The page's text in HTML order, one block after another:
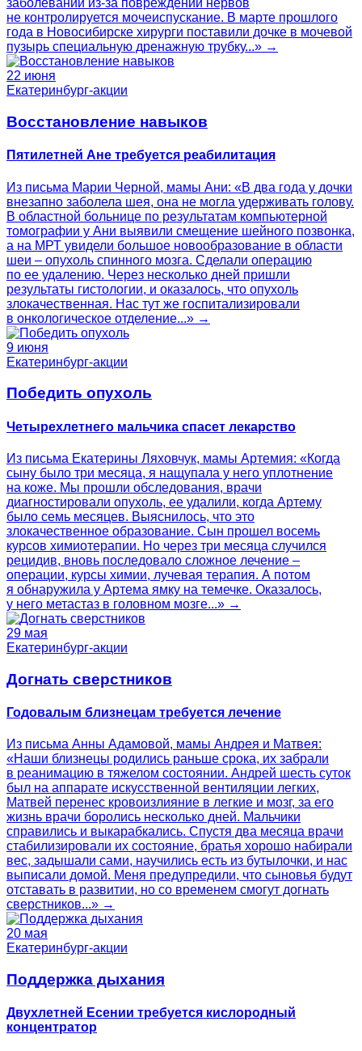
заболевании из-за повреждений нервов
не контролируется мочеиспускание. В марте прошлого
года в Новосибирске хирурги поставили дочке в мочевой
пузырь специальную дренажную трубку...» →
22 июня
Екатеринбург-акции
Восстановление навыков
Пятилетней Ане требуется реабилитация
Из письма Марии Черной, мамы Ани: «В два года у дочки
внезапно заболела шея, она не могла удерживать голову.
В областной больнице по результатам компьютерной
томографии у Ани выявили смещение шейного позвонка,
а на МРТ увидели большое новообразование в области
шеи – опухоль спинного мозга. Сделали операцию
по ее удалению. Через несколько дней пришли
результаты гистологии, и оказалось, что опухоль
злокачественная. Нас тут же госпитализировали
в онкологическое отделение...» →
9 июня
Екатеринбург-акции
Победить опухоль
Четырехлетнего мальчика спасет лекарство
Из письма Екатерины Ляховчук, мамы Артемия: «Когда
сыну было три месяца, я нащупала у него уплотнение
на коже. Мы прошли обследования, врачи
диагностировали опухоль, ее удалили, когда Артему
было семь месяцев. Выяснилось, что это
злокачественное образование. Сын прошел восемь
курсов химиотерапии. Но через три месяца случился
рецидив, вновь последовало сложное лечение –
операции, курсы химии, лучевая терапия. А потом
я обнаружила у Артема ямку на темечке. Оказалось,
у него метастаз в головном мозге...» →
29 мая
Екатеринбург-акции
Догнать сверстников
Годовалым близнецам требуется лечение
Из письма Анны Адамовой, мамы Андрея и Матвея:
«Наши близнецы родились раньше срока, их забрали
в реанимацию в тяжелом состоянии. Андрей шесть суток
был на аппарате искусственной вентиляции легких,
Матвей перенес кровоизлияние в легкие и мозг, за его
жизнь врачи боролись несколько дней. Мальчики
справились и выкарабкались. Спустя два месяца врачи
стабилизировали их состояние, братья хорошо набирали
вес, задышали сами, научились есть из бутылочки, и нас
выписали домой. Меня предупредили, что сыновья будут
отставать в развитии, но со временем смогут догнать
сверстников...» →
20 мая
Екатеринбург-акции
Поддержка дыхания
Двухлетней Есении требуется кислородный
концентратор